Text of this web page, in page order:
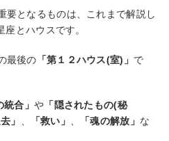
要となるものは、これまで解説し
とハウスです。
最後の 「第１２ハウス(室)」 で
統合」や 「隠されたもの(秘
」 、 「救い」 、 「魂の解放」 な